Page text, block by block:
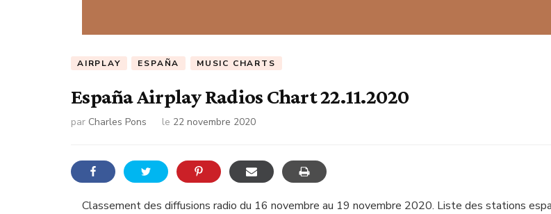
AIRPLAY ESPAÑA MUSIC CHARTS
España Airplay Radios Chart 22.11.2020
par Charles Pons le 22 novembre 2020
Classement des diffusions radio du 16 novembre au 19 novembre 2020. Liste des stations